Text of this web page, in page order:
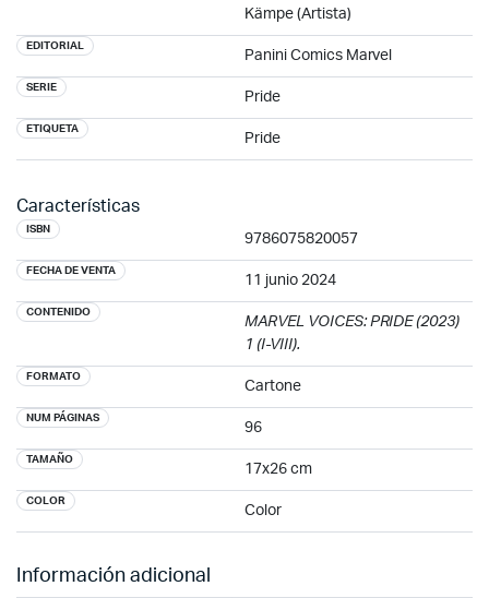
Kämpe (Artista)
EDITORIAL
Panini Comics Marvel
SERIE
Pride
ETIQUETA
Pride
Características
ISBN
9786075820057
FECHA DE VENTA
11 junio 2024
CONTENIDO
MARVEL VOICES: PRIDE (2023)
1 (I-VIII).
FORMATO
Cartone
NUM PÁGINAS
96
TAMAÑO
17x26 cm
COLOR
Color
Información adicional